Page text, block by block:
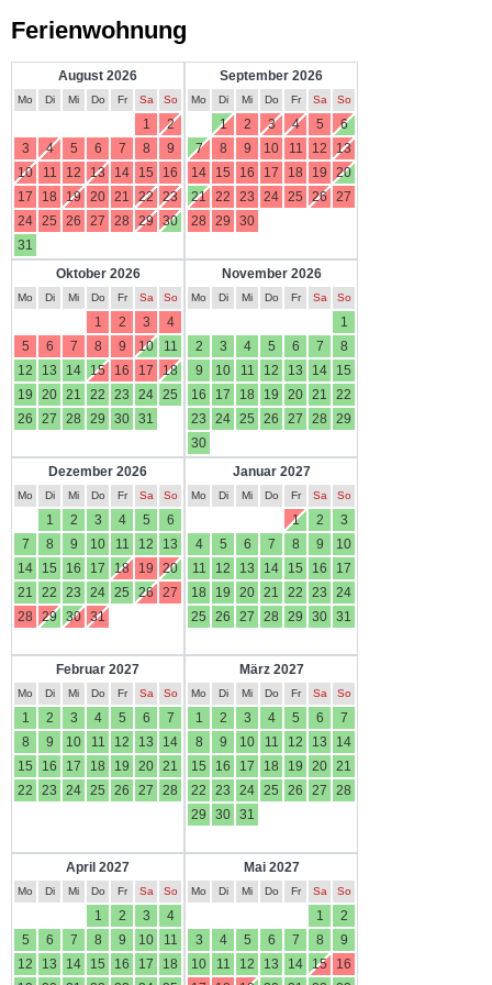
Ferienwohnung
August 2026
Mo Di Mi Do Fr Sa So
1
2
3
4 5 6 7 8
9
10
11 12 13 14 15
16
17
18 19 20 21 22
23
24 25 26 27 28 29
30
31
September 2026
Mo Di Mi Do Fr Sa So
1 2 3 4 5
6
7
8 9 10 11 12
13
14
15 16 17 18 19
20
21
22 23 24 25 26
27
28 29 30
Oktober 2026
Mo Di Mi Do Fr Sa So
1 2 3
4
5
6 7 8 9 10
11
12
13 14 15 16 17
18
19
20 21 22 23 24 25
26
27 28 29 30 31
November 2026
Mo Di Mi Do Fr Sa So
1
2
3 4 5 6 7
8
9
10 11 12 13 14
15
16
17 18 19 20 21
22
23
24 25 26 27 28
29
30
Dezember 2026
Mo Di Mi Do Fr Sa So
1 2 3 4 5
6
7
8 9 10 11 12
13
14
15 16 17 18 19
20
21
22 23 24 25 26
27
28 29 30 31
Januar 2027
Mo Di Mi Do Fr Sa So
1 2
3
4
5 6 7 8 9
10
11
12 13 14 15 16
17
18
19 20 21 22 23
24
25
26 27 28 29 30 31
Februar 2027
Mo Di Mi Do Fr Sa So
1 2 3 4 5 6
7
8
9 10 11 12 13
14
15
16 17 18 19 20 21
22
23 24 25 26 27 28
März 2027
Mo Di Mi Do Fr Sa So
1 2 3 4 5 6
7
8
9 10 11 12 13
14
15
16 17 18 19 20 21
22
23 24 25 26 27
28
29
30 31
April 2027
Mo Di Mi Do Fr Sa So
1 2 3
4
5
6 7 8 9 10
11
12
13 14 15 16 17
18
Mai 2027
Mo Di Mi Do Fr Sa So
1
2
3
4 5 6 7 8
9
10
11 12 13 14 15
16